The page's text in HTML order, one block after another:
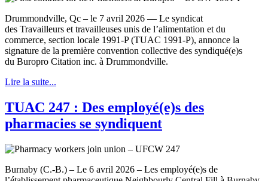
Drummondville, Qc – le 7 avril 2026 — Le syndicat
des Travailleurs et travailleuses unis de l’alimentation et du
commerce, section locale 1991-P (TUAC 1991-P), annonce la
signature de la première convention collective des syndiqué(e)s
du Buropro Citation inc. à Drummondville.
Lire la suite...
TUAC 247 : Des employé(e)s des
pharmacies se syndiquent
Burnaby (C.-B.) – Le 6 avril 2026 – Les employé(e)s de